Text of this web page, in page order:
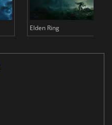
Elden Ring